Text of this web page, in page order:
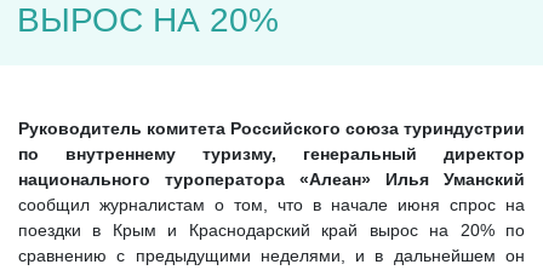
ВЫРОС НА 20%
Руководитель комитета Российского союза туриндустрии
по внутреннему туризму, генеральный директор
национального туроператора «Алеан» Илья Уманский
сообщил журналистам о том, что в начале июня спрос на
поездки в Крым и Краснодарский край вырос на 20% по
сравнению с предыдущими неделями, и в дальнейшем он